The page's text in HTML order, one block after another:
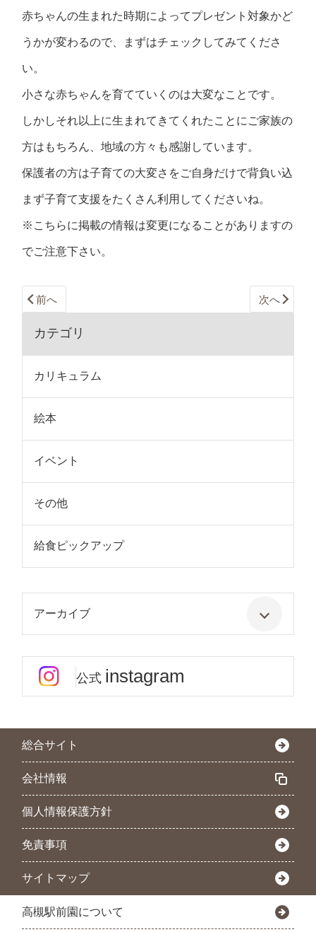
赤ちゃんの生まれた時期によってプレゼント対象かど
うかが変わるので、まずはチェックしてみてくださ
い。
小さな赤ちゃんを育てていくのは大変なことです。
しかしそれ以上に生まれてきてくれたことにご家族の
方はもちろん、地域の方々も感謝しています。
保護者の方は子育ての大変さをご自身だけで背負い込
まず子育て支援をたくさん利用してくださいね。
※こちらに掲載の情報は変更になることがありますの
でご注意下さい。
前へ 次へ
カテゴリ
カリキュラム
絵本
イベント
その他
給食ピックアップ
アーカイブ
公式 instagram
総合サイト
会社情報
個人情報保護方針
免責事項
サイトマップ
高槻駅前園について